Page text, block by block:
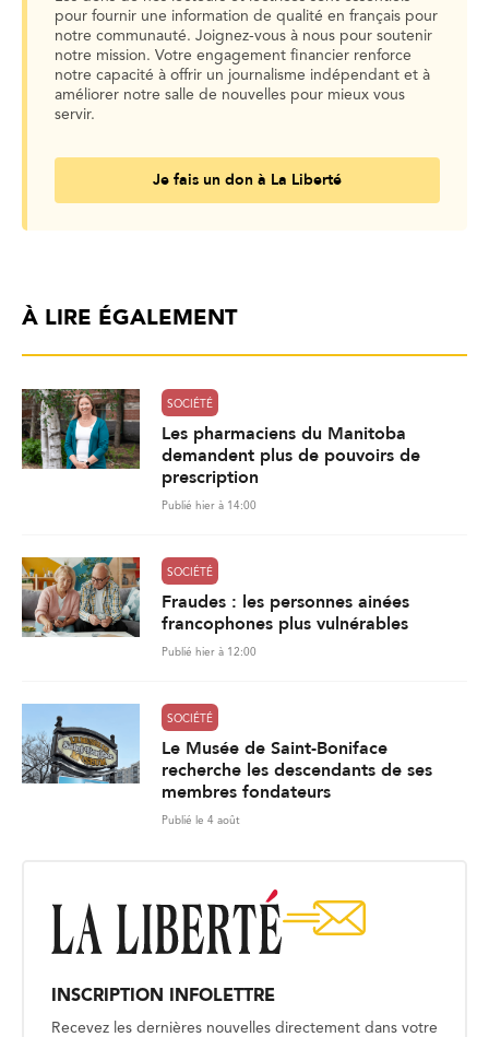
pour fournir une information de qualité en français pour
notre communauté. Joignez-vous à nous pour soutenir
notre mission. Votre engagement financier renforce
notre capacité à offrir un journalisme indépendant et à
améliorer notre salle de nouvelles pour mieux vous
servir.
Je fais un don à La Liberté
À LIRE ÉGALEMENT
SOCIÉTÉ
Les pharmaciens du Manitoba
demandent plus de pouvoirs de
prescription
Publié hier à 14:00
SOCIÉTÉ
Fraudes : les personnes ainées
francophones plus vulnérables
Publié hier à 12:00
SOCIÉTÉ
Le Musée de Saint-Boniface
recherche les descendants de ses
membres fondateurs
Publié le 4 août
INSCRIPTION INFOLETTRE
Recevez les dernières nouvelles directement dans votre